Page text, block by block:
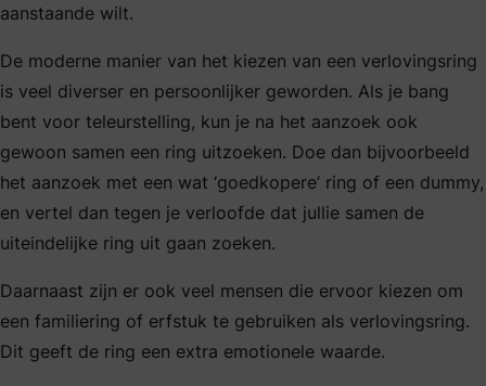
aanstaande wilt.
De moderne manier van het kiezen van een verlovingsring
is veel diverser en persoonlijker geworden. Als je bang
bent voor teleurstelling, kun je na het aanzoek ook
gewoon samen een ring uitzoeken. Doe dan bijvoorbeeld
het aanzoek met een wat ‘goedkopere’ ring of een dummy,
en vertel dan tegen je verloofde dat jullie samen de
uiteindelijke ring uit gaan zoeken.
Daarnaast zijn er ook veel mensen die ervoor kiezen om
een familiering of erfstuk te gebruiken als verlovingsring.
Dit geeft de ring een extra emotionele waarde.